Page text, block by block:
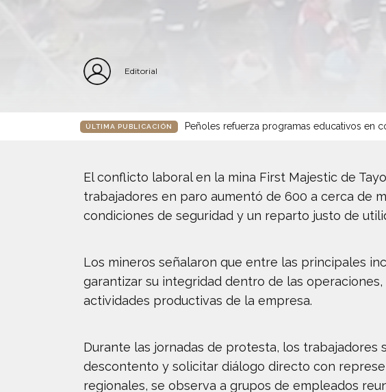
Editorial
ÚLTIMA PUBLICACIÓN Peñoles refuerza programas educativos en
El conflicto laboral en la mina First Majestic de
trabajadores en paro aumentó de 600 a cerca de
condiciones de seguridad y un reparto justo de
Los mineros señalaron que entre las principales
garantizar su integridad dentro de las
actividades productivas de la empresa.
Durante las jornadas de protesta, los
descontento y solicitar diálogo directo con
regionales, se observa a grupos de empleados